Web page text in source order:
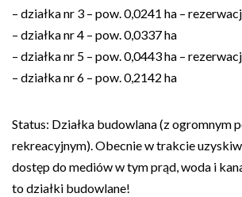
– działka nr 3 – pow. 0,0241 ha –
– działka nr 4 – pow. 0,0337 ha
– działka nr 5 – pow. 0,0443 ha –
– działka nr 6 – pow. 0,2142 ha
Status: Działka budowlana (z ogromnym
rekreacyjnym). Obecnie w trakcie
dostęp do mediów w tym prąd, woda i
to działki budowlane!